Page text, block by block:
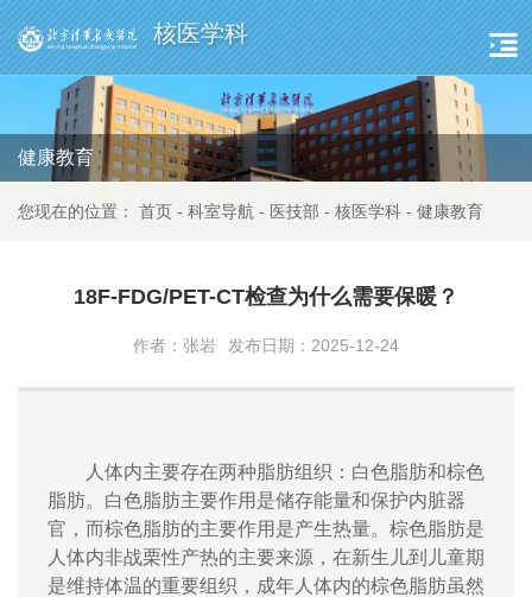
核医学科
健康教育
您现在的位置： 首页 - 科室导航 - 医技部 - 核医学科 - 健康教育
18F-FDG/PET-CT检查为什么需要保暖？
作者：张岩 发布日期：2025-12-24
人体内主要存在两种脂肪组织：白色脂肪和棕色
脂肪。白色脂肪主要作用是储存能量和保护内脏器
官，而棕色脂肪的主要作用是产生热量。棕色脂肪是
人体内非战栗性产热的主要来源，在新生儿到儿童期
是维持体温的重要组织，成年人体内的棕色脂肪虽然